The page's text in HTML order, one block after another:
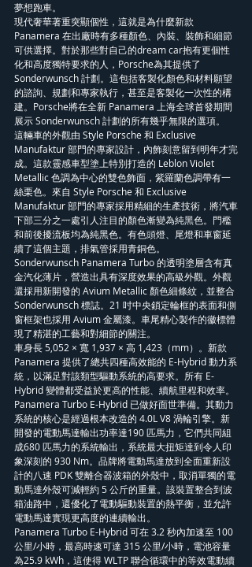
夢想跑車。
現代奢華著重突顯個性，這就是為什麼新款
Panamera 在出廠時有多種顏色、內裝、裝飾和細節
可供選擇。對於那些對自己的dream car抱有更個性
化和高度獨特要求的人，Porsche為其提供了
Sonderwunsch 計劃。這包括客製化顏色和材料願望
的諮詢、規劃和專家執行，甚至是客製化一次性的構
建。Porsche將在全新 Panamera 上海全球首發期間
展示 Sonderwunsch 計劃的所有幾乎無限的選項。
這輛車的外觀由 Style Porsche 和 Exclusive
Manufaktur 部門的專家設計，內飾刻意留到明年才完
成。這款靈感車型塗上特別打造的 Leblon Violet
Metallic 色調為中心的雙色飾面，紫羅蘭色調帶有一
絲栗色。來自 Style Porsche 和 Exclusive
Manufaktur 部門的專家採用精細的生產技術，將汽車
下部三分之一處引人注目的顏色漸變為純黑色。門檻
和前後擾流板均為純黑色。有色頭燈、尾燈和車窗延
續了這個主題，排氣管採用青銅色。
Sonderwunsch Panamera Turbo 的透明塗層含有真
金汽化薄片，營造出具有深度效果的高級外觀。外觀
還採用新開發的 Avium Metallic 顏色細條紋，並整合
Sonderwunsch 標誌。21 吋中央鎖定輪框的表面和側
窗框架也採用 Avium 金屬漆。車尾精心製作的徽標體
現了精湛的工藝和對細節的關注。
車身長 5,052 × 寬 1,937 × 高 1,423（mm）。新款
Panamera 提供了總共四種高效能的 E-Hybrid 動力系
統，以滿足對該類型驅動系統的高要求。所有 E-
Hybrid 變體都受益於更高的性能、續航里程和效率。
Panamera Turbo E-Hybrid 已做好面世準備。其動力
系統的核心是經過根本改造的 4.0L V8 渦輪引擎。新
開發的電動馬達輸出功率達190 匹馬力，它們共同組
成680 匹馬力的系統輸出，系統最大扭矩達到令人印
象深刻的 930 Nm。品牌將電動馬達放到全面重新設
計的八速 PDK 雙離合器波箱的外殼中，取消單獨的電
動馬達外殼可減輕約 5 公斤的重量。該裝置整合到波
箱油路中，還優化了電動驅動裝置的熱平衡，並允許
電動馬達實現更高度的連續輸出。
Panamera Turbo E-Hybrid 可在 3.2 秒內加速至 100
公里/小時，最高時速可達 315 公里/小時，電池容量
為25.9 kWh，這使得 WLTP 聯合循環中的等效電動續